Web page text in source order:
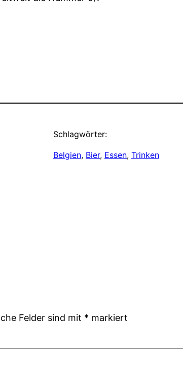
Schlagwörter:
Belgien, Bier, Essen, Trinken
Felder sind mit * markiert